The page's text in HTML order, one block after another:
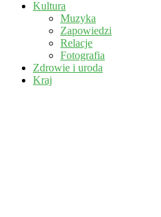
Kultura
Muzyka
Zapowiedzi
Relacje
Fotografia
Zdrowie i uroda
Kraj